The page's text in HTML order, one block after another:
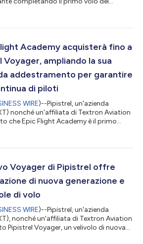
di nuova generazione Citation, CJ4
continuo nel portafoglio di jet
Academy acquisterà fino a
ampliando la sua
addestramento per garantire
di piloti
WIRE)--Pipistrel, un'azienda
nonché un'affiliata di Textron Aviation
che Epic Flight Academy è il primo
l'acquisto di 50 velivoli Voyager, con le
da consegnare nel 2028 e 20 nel
Voyager di Pipistrel offre
di nuova generazione e
di volo
WIRE)--Pipistrel, un'azienda
nonché un'affiliata di Textron Aviation
Pipistrel Voyager, un velivolo di nuova